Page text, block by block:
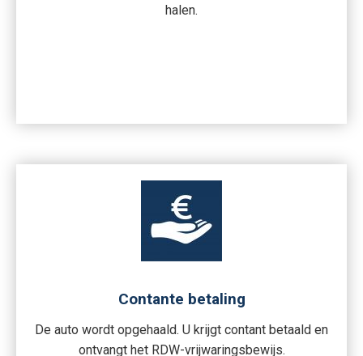
halen.
Contante betaling
De auto wordt opgehaald. U krijgt contant betaald en
ontvangt het RDW-vrijwaringsbewijs.